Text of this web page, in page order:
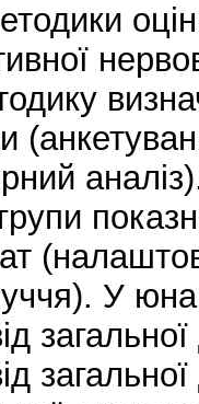
У
загальної